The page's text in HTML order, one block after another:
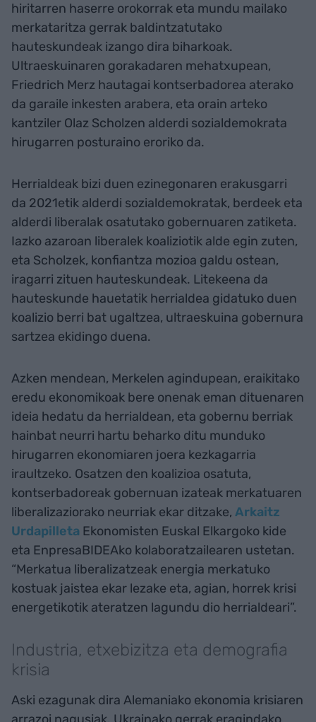
hiritarren haserre orokorrak eta mundu mailako
merkataritza gerrak baldintzatutako
hauteskundeak izango dira biharkoak.
Ultraeskuinaren gorakadaren mehatxupean,
Friedrich Merz hautagai kontserbadorea aterako
da garaile inkesten arabera, eta orain arteko
kantziler Olaz Scholzen alderdi sozialdemokrata
hirugarren posturaino eroriko da.
Herrialdeak bizi duen ezinegonaren erakusgarri
da 2021etik alderdi sozialdemokratak, berdeek eta
alderdi liberalak osatutako gobernuaren zatiketa.
Iazko azaroan liberalek koaliziotik alde egin zuten,
eta Scholzek, konfiantza mozioa galdu ostean,
iragarri zituen hauteskundeak. Litekeena da
hauteskunde hauetatik herrialdea gidatuko duen
koalizio berri bat ugaltzea, ultraeskuina gobernura
sartzea ekidingo duena.
Azken mendean, Merkelen agindupean, eraikitako
eredu ekonomikoak bere onenak eman dituenaren
ideia hedatu da herrialdean, eta gobernu berriak
hainbat neurri hartu beharko ditu munduko
hirugarren ekonomiaren joera kezkagarria
iraultzeko. Osatzen den koalizioa osatuta,
kontserbadoreak gobernuan izateak merkatuaren
liberalizaziorako neurriak ekar ditzake, Arkaitz
Urdapilleta Ekonomisten Euskal Elkargoko kide
eta EnpresaBIDEAko kolaboratzailearen ustetan.
“Merkatua liberalizatzeak energia merkatuko
kostuak jaistea ekar lezake eta, agian, horrek krisi
energetikotik ateratzen lagundu dio herrialdeari”.
Industria, etxebizitza eta demografia
krisia
Aski ezagunak dira Alemaniako ekonomia krisiaren